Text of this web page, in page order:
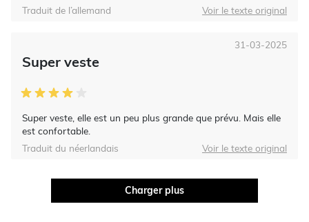
Traduit de l’allemand Voir le texte original
Super veste
Super veste, elle est un peu plus grande que prévu. Mais elle
est confortable.
31-03-2025
Traduit du néerlandais Voir le texte original
Charger plus